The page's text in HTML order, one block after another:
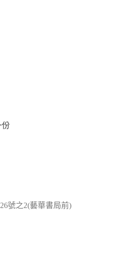
份
號之2(藝華書局前)